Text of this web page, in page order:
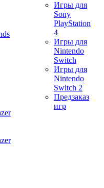
Игры для
Sony
PlayStation
4
Игры для
Nintendo
Switch
Игры для
Nintendo
Switch 2
Предзаказ
игр